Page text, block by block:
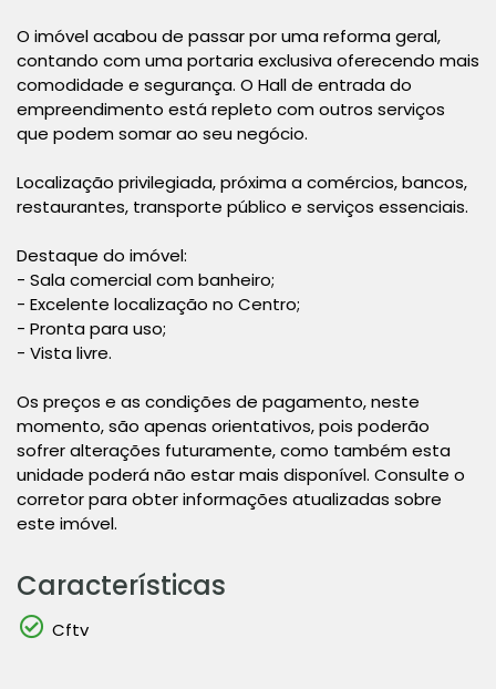
O imóvel acabou de passar por uma reforma geral,
contando com uma portaria exclusiva oferecendo mais
comodidade e segurança. O Hall de entrada do
empreendimento está repleto com outros serviços
que podem somar ao seu negócio.
Localização privilegiada, próxima a comércios, bancos,
restaurantes, transporte público e serviços essenciais.
Destaque do imóvel:
- Sala comercial com banheiro;
- Excelente localização no Centro;
- Pronta para uso;
- Vista livre.
Os preços e as condições de pagamento, neste
momento, são apenas orientativos, pois poderão
sofrer alterações futuramente, como também esta
unidade poderá não estar mais disponível. Consulte o
corretor para obter informações atualizadas sobre
este imóvel.
Características
Cftv